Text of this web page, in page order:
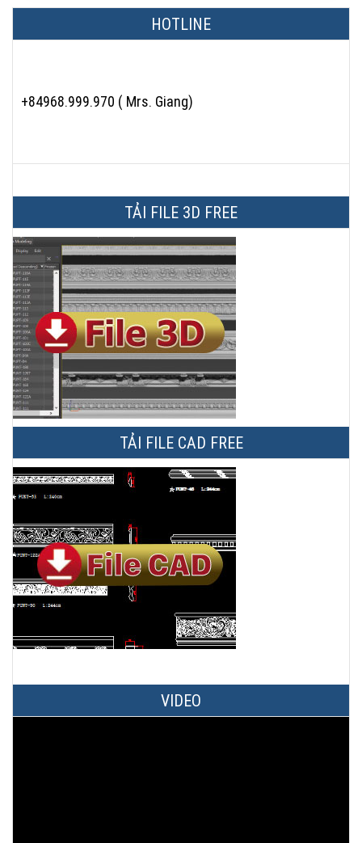
HOTLINE
+84968.999.970 ( Mrs. Giang)
TẢI FILE 3D FREE
TẢI FILE CAD FREE
VIDEO